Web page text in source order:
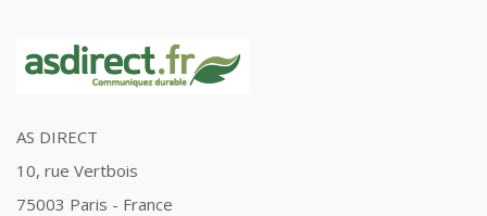
AS DIRECT
10, rue Vertbois
75003 Paris - France